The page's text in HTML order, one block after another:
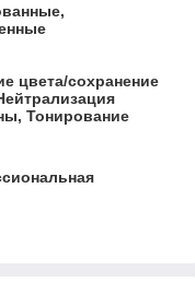
цвета/сохранение
Тонирование